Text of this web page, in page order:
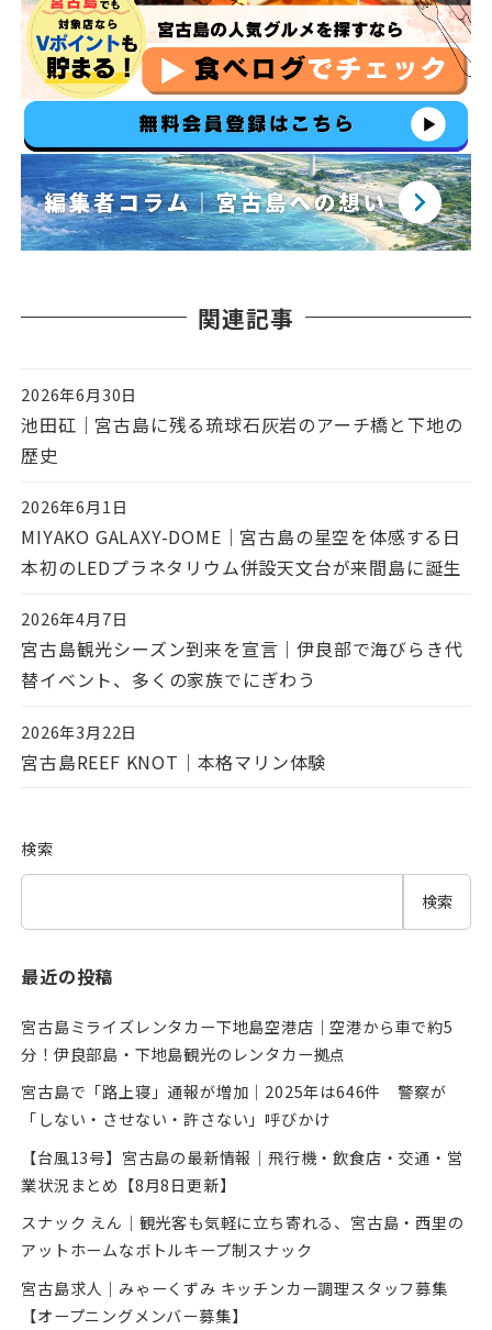
関連記事
投稿日
2026年6月30日
池田矼｜宮古島に残る琉球石灰岩のアーチ橋と下地の
歴史
投稿日
2026年6月1日
MIYAKO GALAXY-DOME｜宮古島の星空を体感する日
本初のLEDプラネタリウム併設天文台が来間島に誕生
投稿日
2026年4月7日
宮古島観光シーズン到来を宣言｜伊良部で海びらき代
替イベント、多くの家族でにぎわう
投稿日
2026年3月22日
宮古島REEF KNOT｜本格マリン体験
検索
検索
最近の投稿
宮古島ミライズレンタカー下地島空港店｜空港から車で約5
分！伊良部島・下地島観光のレンタカー拠点
宮古島で「路上寝」通報が増加｜2025年は646件 警察が
「しない・させない・許さない」呼びかけ
【台風13号】宮古島の最新情報｜飛行機・飲食店・交通・営
業状況まとめ【8月8日更新】
スナック えん｜観光客も気軽に立ち寄れる、宮古島・西里の
アットホームなボトルキープ制スナック
宮古島求人｜みゃーくずみ キッチンカー調理スタッフ募集
【オープニングメンバー募集】